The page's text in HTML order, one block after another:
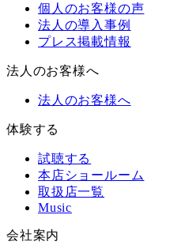
個人のお客様の声
法人の導入事例
プレス掲載情報
法人のお客様へ
法人のお客様へ
体験する
試聴する
本店ショールーム
取扱店一覧
Music
会社案内